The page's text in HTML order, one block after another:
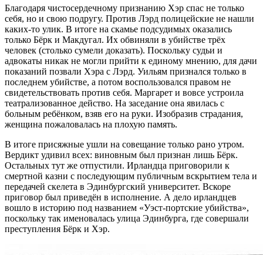
Благодаря чистосердечному признанию Хэр спас не только
себя, но и свою подругу. Против Лэрд полицейские не нашли
каких-то улик. В итоге на скамье подсудимых оказались
только Бёрк и Макдугал. Их обвиняли в убийстве трёх
человек (столько сумели доказать). Поскольку судьи и
адвокаты никак не могли прийти к единому мнению, для дачи
показаний позвали Хэра с Лэрд. Уильям признался только в
последнем убийстве, а потом воспользовался правом не
свидетельствовать против себя. Маргарет и вовсе устроила
театрализованное действо. На заседание она явилась с
больным ребёнком, взяв его на руки. Изобразив страдания,
женщина пожаловалась на плохую память.
В итоге присяжные ушли на совещание только рано утром.
Вердикт удивил всех: виновным был признан лишь Бёрк.
Остальных тут же отпустили. Ирландца приговорили к
смертной казни с последующим публичным вскрытием тела и
передачей скелета в Эдинбургский университет. Вскоре
приговор был приведён в исполнение. А дело ирландцев
вошло в историю под названием «Уэст-портские убийства»,
поскольку так именовалась улица Эдинбурга, где совершали
преступления Бёрк и Хэр.